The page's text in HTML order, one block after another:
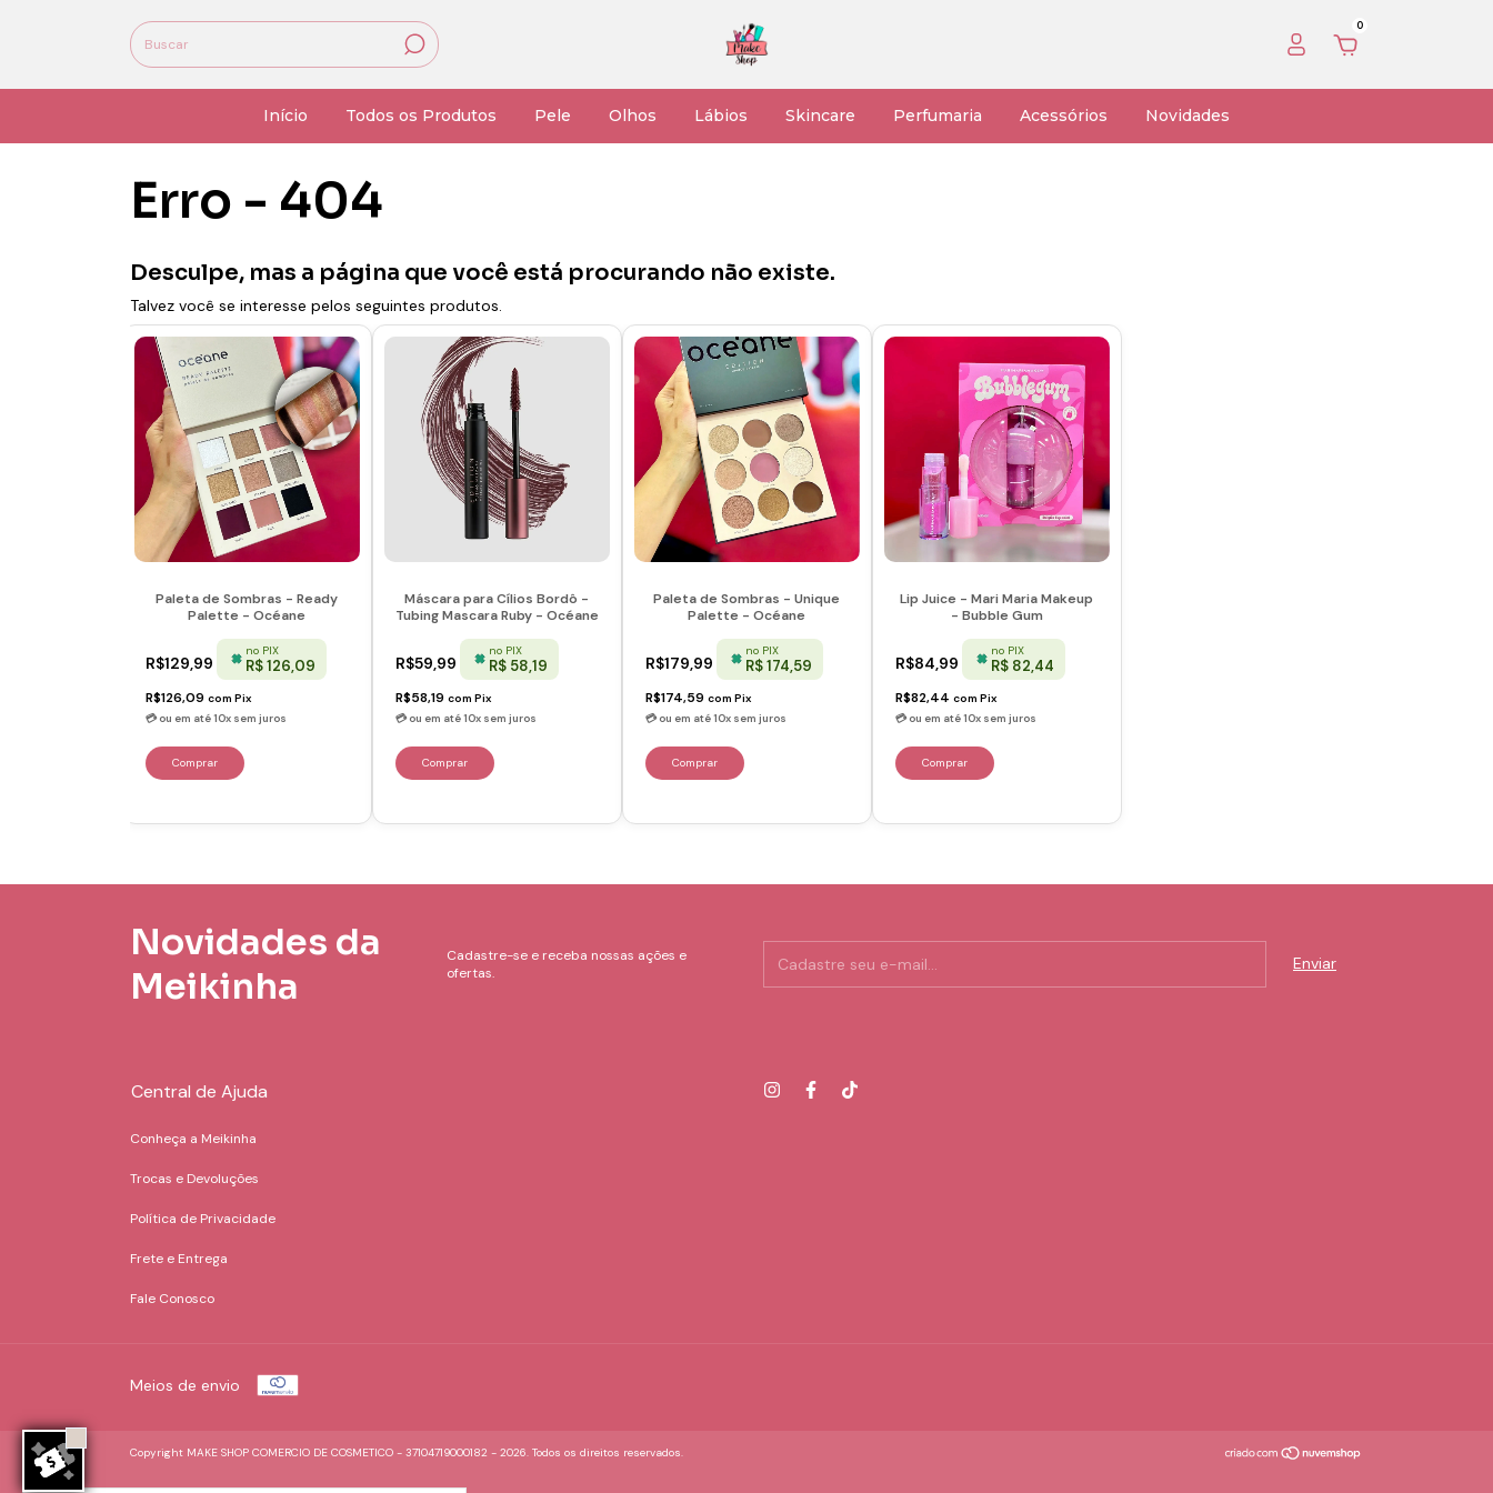
0
Início Todos os Produtos Pele Olhos Lábios Skincare Perfumaria Acessórios Novidades
Erro - 404
Desculpe, mas a página que você está procurando não existe.
Talvez você se interesse pelos seguintes produtos.
Paleta de Sombras - Ready
Palette - Océane
R$129,99
no PIX
R$ 126,09
R$126,09 com Pix
Máscara para Cílios Bordô -
Tubing Mascara Ruby - Océane
R$59,99
no PIX
R$ 58,19
R$58,19 com Pix
Paleta de Sombras - Unique
Palette - Océane
R$179,99
no PIX
R$ 174,59
R$174,59 com Pix
Lip Juice - Mari Maria Makeup
- Bubble Gum
R$84,99
no PIX
R$ 82,44
R$82,44 com Pix
Novidades da
Meikinha
Cadastre-se e receba nossas ações e
ofertas.
Central de Ajuda
Conheça a Meikinha
Trocas e Devoluções
Política de Privacidade
Frete e Entrega
Fale Conosco
Meios de envio
Copyright MAKE SHOP COMERCIO DE COSMETICO - 37104719000182 - 2026. Todos os direitos reservados.